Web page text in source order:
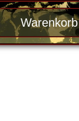
Warenkorb